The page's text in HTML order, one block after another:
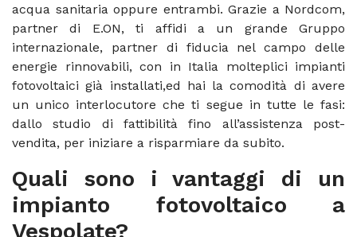
acqua sanitaria oppure entrambi. Grazie a Nordcom,
partner di E.ON, ti affidi a un grande Gruppo
internazionale, partner di fiducia nel campo delle
energie rinnovabili, con in Italia molteplici impianti
fotovoltaici già installati,ed hai la comodità di avere
un unico interlocutore che ti segue in tutte le fasi:
dallo studio di fattibilità fino all’assistenza post-
vendita, per iniziare a risparmiare da subito.
Quali sono i vantaggi di un
impianto fotovoltaico a
Vespolate?